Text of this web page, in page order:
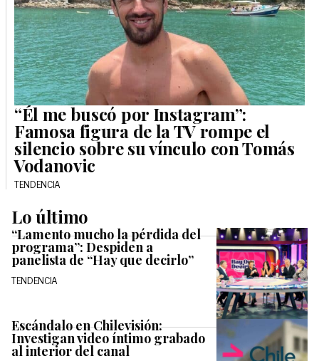
“Él me buscó por Instagram”:
Famosa figura de la TV rompe el
silencio sobre su vínculo con Tomás
Vodanovic
TENDENCIA
Lo último
“Lamento mucho la pérdida del
programa”: Despiden a
panelista de “Hay que decirlo”
TENDENCIA
Escándalo en Chilevisión:
Investigan video íntimo grabado
al interior del canal